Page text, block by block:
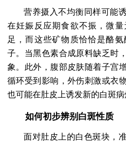
营养摄入不均衡同样可能
在妊娠反应期食欲不振，微
足，而这些矿物质恰恰是酪
子。当黑色素合成原料缺乏时
象。此外，腹部皮肤随着子宫
循环受到影响，外伤刺激或衣
也可能在肚皮上诱发新的白斑病
如何初步辨别白斑性质
面对肚皮上的白色斑块，